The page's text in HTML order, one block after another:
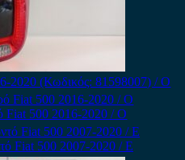
2020 (Κωδικός: 81598007) / Ο
Fiat 500 2016-2020 / Ο
Fiat 500 2007-2020 / Ε